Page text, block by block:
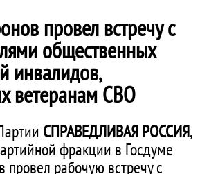
провел встречу с
общественных
инвалидов,
ветеранам СВО
СПРАВЕДЛИВАЯ РОССИЯ,
фракции в Госдуме
провел рабочую встречу с